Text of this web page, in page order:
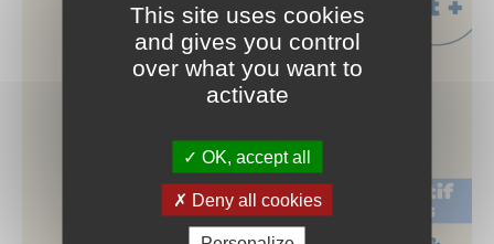
This site uses cookies
and gives you control
over what you want to
activate
OK, accept all
Deny all cookies